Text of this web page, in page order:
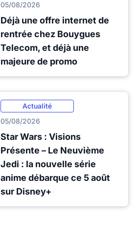
05/08/2026
Déjà une offre internet de
rentrée chez Bouygues
Telecom, et déjà une
majeure de promo
Actualité
05/08/2026
Star Wars : Visions
Présente – Le Neuvième
Jedi : la nouvelle série
anime débarque ce 5 août
sur Disney+